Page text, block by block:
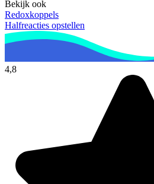
Bekijk ook
Redoxkoppels
Halfreacties opstellen
4,8